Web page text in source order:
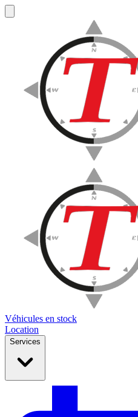
Véhicules en stock
Location
Services